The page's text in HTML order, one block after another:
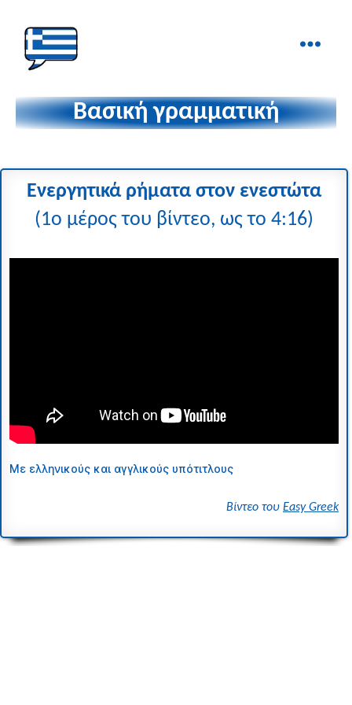
στα
Δάχτυλα!Βασική γραμματική
Ενεργητικά ρήματα στον ενεστώτα
(1ο μέρος του βίντεο, ως το 4:16)
Με ελληνικούς και αγγλικούς υπότιτλους
Βίντεο του Easy Greek